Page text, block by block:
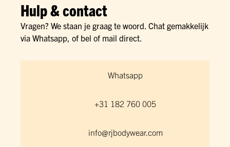
Hulp & contact
Vragen? We staan je graag te woord. Chat gemakkelijk
via Whatsapp, of bel of mail direct.
Whatsapp
+31 182 760 005
info@rjbodywear.com